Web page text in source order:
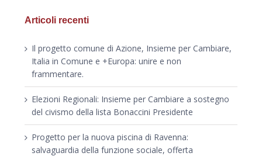
Articoli recenti
Il progetto comune di Azione, Insieme per Cambiare,
Italia in Comune e +Europa: unire e non
frammentare.
Elezioni Regionali: Insieme per Cambiare a sostegno
del civismo della lista Bonaccini Presidente
Progetto per la nuova piscina di Ravenna:
salvaguardia della funzione sociale, offerta